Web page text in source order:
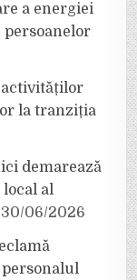
a energiei
persoanelor
activităților
la tranziția
demarează
al
30/06/2026